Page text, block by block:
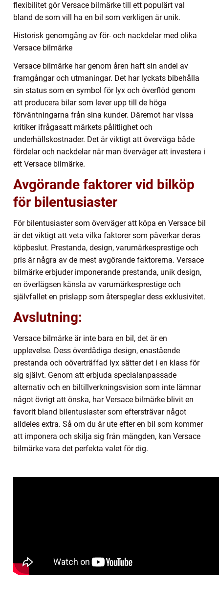
flexibilitet gör Versace bilmärke till ett populärt val
bland de som vill ha en bil som verkligen är unik.
Historisk genomgång av för- och nackdelar med olika
Versace bilmärke
Versace bilmärke har genom åren haft sin andel av
framgångar och utmaningar. Det har lyckats bibehålla
sin status som en symbol för lyx och överflöd genom
att producera bilar som lever upp till de höga
förväntningarna från sina kunder. Däremot har vissa
kritiker ifrågasatt märkets pålitlighet och
underhållskostnader. Det är viktigt att överväga både
fördelar och nackdelar när man överväger att investera i
ett Versace bilmärke.
Avgörande faktorer vid bilköp
för bilentusiaster
För bilentusiaster som överväger att köpa en Versace bil
är det viktigt att veta vilka faktorer som påverkar deras
köpbeslut. Prestanda, design, varumärkesprestige och
pris är några av de mest avgörande faktorerna. Versace
bilmärke erbjuder imponerande prestanda, unik design,
en överlägsen känsla av varumärkesprestige och
självfallet en prislapp som återspeglar dess exklusivitet.
Avslutning:
Versace bilmärke är inte bara en bil, det är en
upplevelse. Dess överdådiga design, enastående
prestanda och oöverträffad lyx sätter det i en klass för
sig självt. Genom att erbjuda specialanpassade
alternativ och en biltillverkningsvision som inte lämnar
något övrigt att önska, har Versace bilmärke blivit en
favorit bland bilentusiaster som eftersträvar något
alldeles extra. Så om du är ute efter en bil som kommer
att imponera och skilja sig från mängden, kan Versace
bilmärke vara det perfekta valet för dig.